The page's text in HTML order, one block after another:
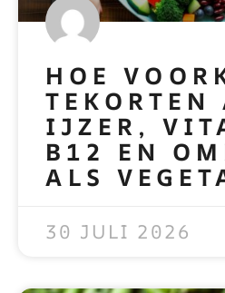
HOE
TEKORTEN
IJZER,
B12 EN
ALS
30 JULI 2026